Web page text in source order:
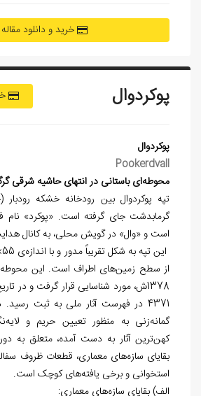
خرید و دانلود مقاله
پوکردوال
پوکردوال
Pookerdvall
محوطهای باستانی در انتهای حاشیه شرقی
تپه پوکردوال بین رودخانه خشکه رودبار
گرمابدشت جای گرفته است. «پوکرد» نام
است و «وال» در گویش محلی، به کانال
این تپه به شکل تقریباً مدور و با اندازه
از سطح زمینهای اطراف است. این
گمانهزنی به منظور تعیین حریم و لایه
کهنترین آثار به دست آمده، متعلق به
بقایای سازههای معماری، قطعات ظروف
استخوانی و برخی یافتههای کوچک است.
الف) بقایای سازههای معماری: